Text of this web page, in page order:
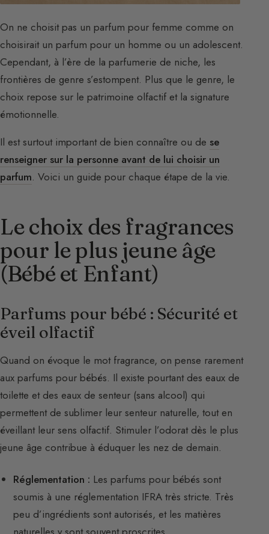
On ne choisit pas un parfum pour femme comme on
choisirait un parfum pour un homme ou un adolescent.
Cependant, à l’ère de la parfumerie de niche, les
frontières de genre s’estompent. Plus que le genre, le
choix repose sur le patrimoine olfactif et la signature
émotionnelle.
Il est surtout important de bien connaître ou de se
renseigner sur la personne avant de lui choisir un
parfum. Voici un guide pour chaque étape de la vie.
Le choix des fragrances
pour le plus jeune âge
(Bébé et Enfant)
Parfums pour bébé : Sécurité et
éveil olfactif
Quand on évoque le mot fragrance, on pense rarement
aux parfums pour bébés. Il existe pourtant des eaux de
toilette et des eaux de senteur (sans alcool) qui
permettent de sublimer leur senteur naturelle, tout en
éveillant leur sens olfactif. Stimuler l’odorat dès le plus
jeune âge contribue à éduquer les nez de demain.
Réglementation : Les parfums pour bébés sont
soumis à une réglementation IFRA très stricte. Très
peu d’ingrédients sont autorisés, et les matières